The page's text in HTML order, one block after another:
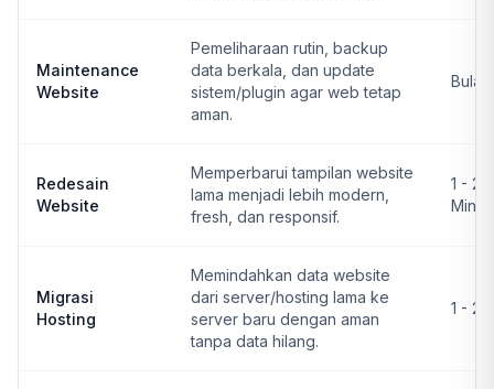
Maintenance
Website
Pemeliharaan rutin, backup
data berkala, dan update
sistem/plugin agar web tetap
aman.
Redesain
Website
Memperbarui tampilan website
lama menjadi lebih modern,
fresh, dan responsif.
1 - 2
Migrasi
Hosting
Memindahkan data website
dari server/hosting lama ke
server baru dengan aman
tanpa data hilang.
1 - 2